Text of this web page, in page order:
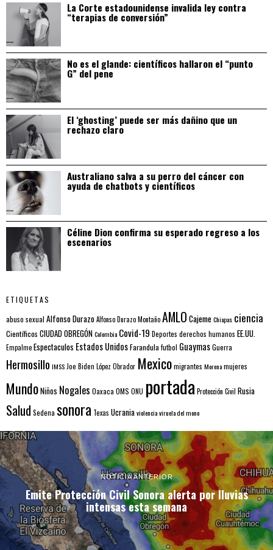
La Corte estadounidense invalida ley contra
“terapias de conversión”
No es el glande: científicos hallaron el “punto
G” del pene
El ‘ghosting’ puede ser más dañino que un
rechazo claro
Australiano salva a su perro del cáncer con
ayuda de chatbots y científicos
Céline Dion confirma su esperado regreso a los
escenarios
ETIQUETAS
abuso sexual Alfonso DurazoAlfonso Durazo MontañoAMLO CajemeChiapas ciencia
Científicos CIUDAD OBREGÓNColombia Covid-19 Deportes derechos humanos EE.UU.
EmpalmeEspectaculos Estados UnidosFarandulafutbol GuaymasGuerra
Hermosillo IMSS Joe Biden López Obrador Mexicomigrantes Morenamujeres
MundoNiños Nogales Oaxaca OMS ONU portada Protección Civil Rusia
Salud Sedena sonora Texas Ucraniaviolenciaviruela del mono
NOTICIA ANTERIOR
Emite Protección Civil Sonora alerta por lluvias
intensas esta semana